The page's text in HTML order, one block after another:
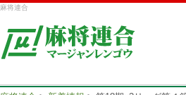
麻将連合